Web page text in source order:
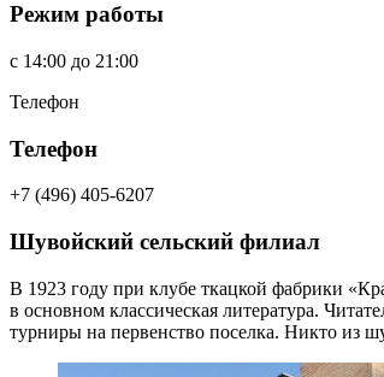
Режим работы
c 14:00 до 21:00
Телефон
Телефон
+7 (496) 405-6207
Шувойский сельский филиал
В 1923 году при клубе ткацкой фабрики
в основном классическая литература.
турниры на первенство поселка. Никто из